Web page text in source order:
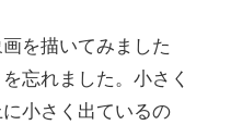
を描いてみました
忘れました。小さく
小さく出ているの